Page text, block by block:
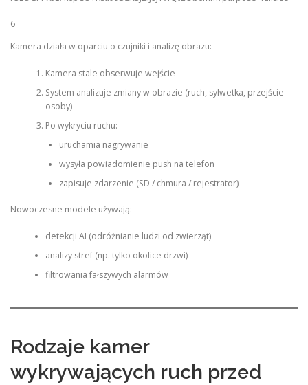
6
Kamera działa w oparciu o czujniki i analizę obrazu:
Kamera stale obserwuje wejście
System analizuje zmiany w obrazie (ruch, sylwetka, przejście
osoby)
Po wykryciu ruchu:
uruchamia nagrywanie
wysyła powiadomienie push na telefon
zapisuje zdarzenie (SD / chmura / rejestrator)
Nowoczesne modele używają:
detekcji AI (odróżnianie ludzi od zwierząt)
analizy stref (np. tylko okolice drzwi)
filtrowania fałszywych alarmów
Rodzaje kamer
wykrywających ruch przed